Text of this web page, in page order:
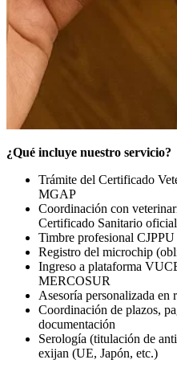
¿Qué incluye nuestro servicio?
Trámite del Certificado
MGAP
Coordinación con
Certificado Sanitario oficial
Timbre profesional
Registro del microchip
Ingreso a plataforma
MERCOSUR
Asesoría personalizada en
Coordinación de plazos,
documentación
Serología (titulación de
exijan (UE, Japón, etc.)